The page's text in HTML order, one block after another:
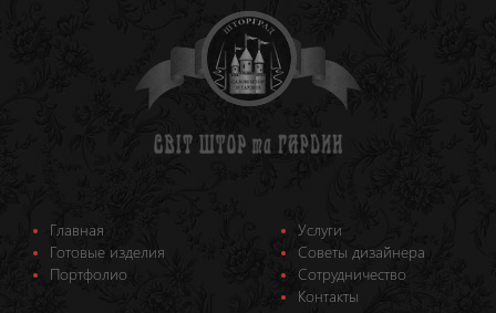
Главная
Готовые изделия
Портфолио
Услуги
Советы дизайнера
Сотрудничество
Контакты